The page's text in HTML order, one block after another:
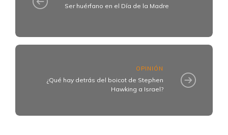
Ser huérfano en el Día de la Madre
OPINIÓN
¿Qué hay detrás del boicot de Stephen
Hawking a Israel?